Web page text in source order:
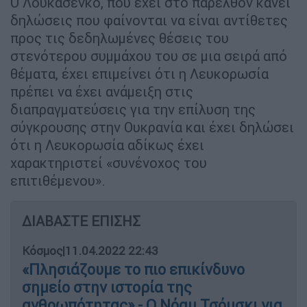
δηλώσεις που φαίνονται να είναι αντίθετες
προς τις δεδηλωμένες θέσεις του
στενότερου συμμάχου του σε μια σειρά από
θέματα, έχει επιμείνει ότι η Λευκορωσία
πρέπει να έχει ανάμειξη στις
διαπραγματεύσεις για την επίλυση της
σύγκρουσης στην Ουκρανία και έχει δηλώσει
ότι η Λευκορωσία αδίκως έχει
χαρακτηριστεί «συνένοχος του
επιτιθέμενου».
ΔΙΑΒΑΣΤΕ ΕΠΙΣΗΣ
Κόσμος|11.04.2022 22:43
«Πλησιάζουμε το πιο επικίνδυνο
σημείο στην ιστορία της